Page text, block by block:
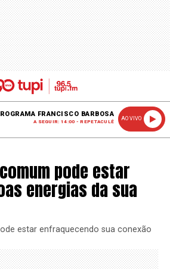
FRANCISCO BARBOSA
A SEGUIR: 14:00 - REPETACULÊ
AO VIVO
pode estar
energias da sua
estar enfraquecendo sua conexão